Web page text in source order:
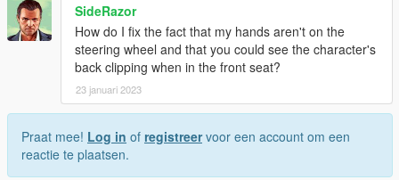
SideRazor
How do I fix the fact that my hands aren't on the
steering wheel and that you could see the character's
back clipping when in the front seat?
23 januari 2023
Praat mee! Log in of registreervoor een account om een
reactie te plaatsen.